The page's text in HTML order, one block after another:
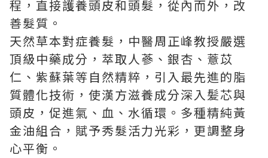
程，直接護養頭皮和頭髮，從內而外，改
善髮質。
天然草本對症養髮，中醫周正峰教授嚴選
頂級中藥成分，萃取人蔘、銀杏、薏苡
仁、紫蘇葉等自然精粹，引入最先進的脂
質體化技術，使漢方滋養成分深入髪芯與
頭皮，促進氣、血、水循環。多種精純黃
金油組合，賦予秀髮活力光彩，更調整身
心平衡。